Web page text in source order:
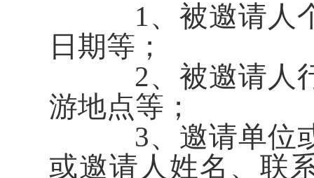
1、被邀请人个
日期等；
2、被邀请人行
游地点等；
3、邀请单位或
或邀请人姓名、联